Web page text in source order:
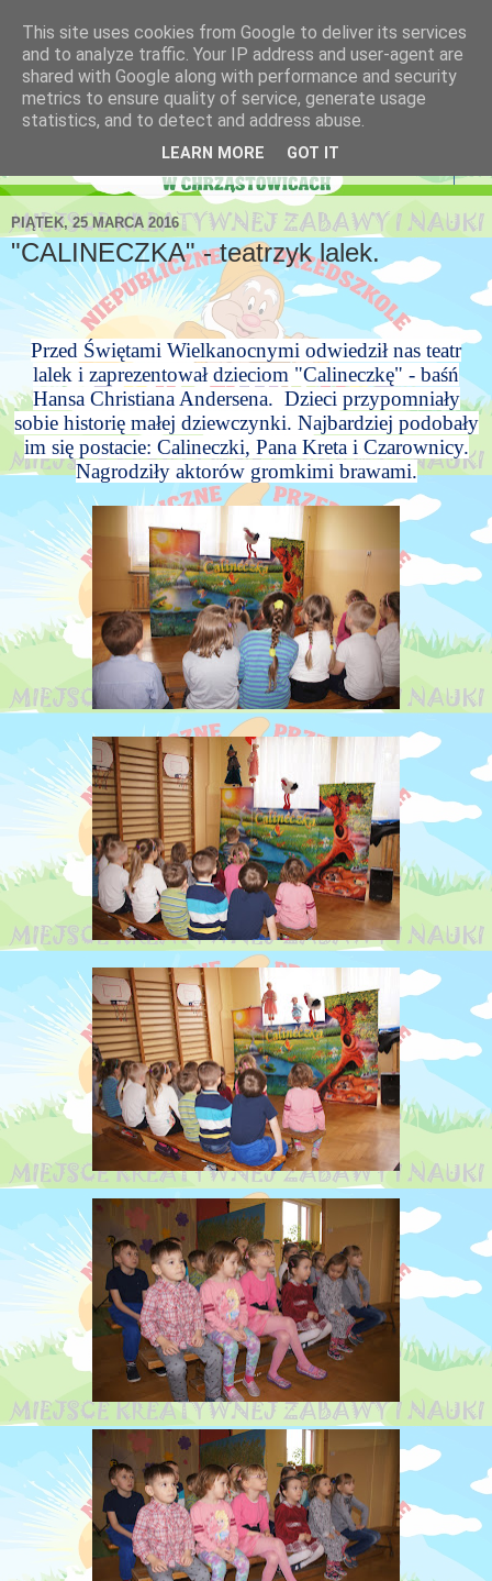
Niepubliczne Przedszkole
Krasnoludek
PIĄTEK, 25 MARCA 2016
"CALINECZKA" - teatrzyk lalek.
Przed Świętami Wielkanocnymi odwiedził nas teatr
lalek i zaprezentował dzieciom "Calineczkę" - baśń
Hansa Christiana Andersena. Dzieci przypomniały
sobie historię małej dziewczynki. Najbardziej podobały
im się postacie: Calineczki, Pana Kreta i Czarownicy.
Nagrodziły aktorów gromkimi brawami.
This site uses cookies from Google to deliver its services
and to analyze traffic. Your IP address and user-agent are
shared with Google along with performance and security
metrics to ensure quality of service, generate usage
statistics, and to detect and address abuse.
LEARN MORE GOT IT